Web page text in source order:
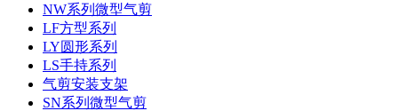
NW系列微型气剪
LF方型系列
LY圆形系列
LS手持系列
气剪安装支架
SN系列微型气剪